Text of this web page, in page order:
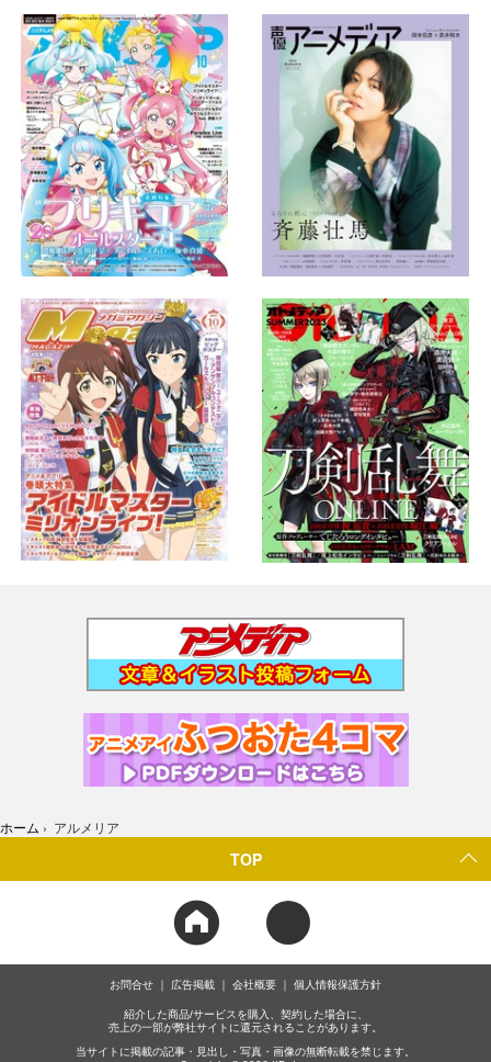
ホーム › アルメリア
TOP
お問合せ 広告掲載 会社概要 個人情報保護方針
紹介した商品/サービスを購入、契約した場合に、
売上の一部が弊社サイトに還元されることがあります。
当サイトに掲載の記事・見出し・写真・画像の無断転載を禁じます。